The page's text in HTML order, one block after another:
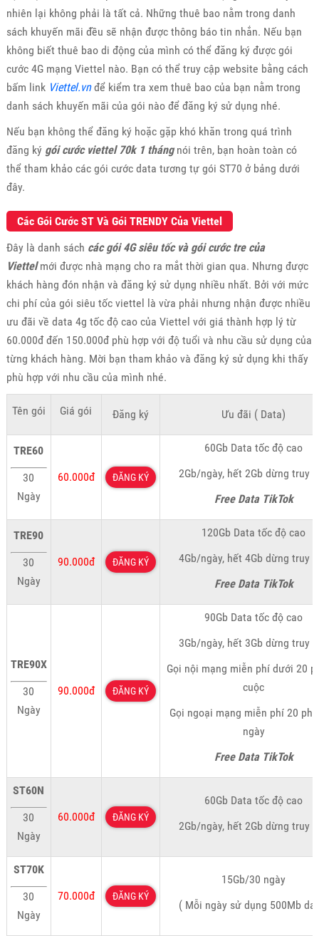
nhiên lại không phải là tất cả. Những thuê bao nằm trong danh
sách khuyến mãi đều sẽ nhận được thông báo tin nhắn. Nếu bạn
không biết thuê bao di động của mình có thể đăng ký được gói
cước 4G mạng Viettel nào. Bạn có thể truy cập website bằng cách
bấm link Viettel.vnđể kiểm tra xem thuê bao của bạn nằm trong
danh sách khuyến mãi của gói nào để đăng ký sử dụng nhé.
Nếu bạn không thể đăng ký hoặc gặp khó khăn trong quá trình
đăng ký gói cước viettel 70k 1 tháng nói trên, bạn hoàn toàn có
thể tham khảo các gói cước data tương tự gói ST70 ở bảng dưới
đây.
Các Gói Cước ST Và Gói TRENDY Của Viettel
Đây là danh sách các gói 4G siêu tốc và gói cước tre của
Viettelmới được nhà mạng cho ra mắt thời gian qua. Nhưng được
khách hàng đón nhận và đăng ký sử dụng nhiều nhất. Bởi với mức
chi phí của gói siêu tốc viettel là vừa phải nhưng nhận được nhiều
ưu đãi về data 4g tốc độ cao của Viettel với giá thành hợp lý từ
60.000đ đến 150.000đ phù hợp với độ tuổi và nhu cầu sử dụng của
từng khách hàng. Mời bạn tham khảo và đăng ký sử dụng khi thấy
phù hợp với nhu cầu của mình nhé.
Tên gói Giá gói Đăng ký Ưu đãi ( Data)
TRE60
30
Ngày
60.000đ ĐĂNG KÝ
60Gb Data tốc độ cao
2Gb/ngày, hết 2Gb dừng truy
Free Data TikTok
TRE90
30
Ngày
90.000đ ĐĂNG KÝ
120Gb Data tốc độ cao
4Gb/ngày, hết 4Gb dừng truy
Free Data TikTok
TRE90X
30
Ngày
90.000đ ĐĂNG KÝ
90Gb Data tốc độ cao
3Gb/ngày, hết 3Gb dừng truy
Gọi nội mạng miễn phí dưới 20
cuộc
Gọi ngoại mạng miễn phí 20
ngày
Free Data TikTok
ST60N
30
Ngày
60.000đ ĐĂNG KÝ
60Gb Data tốc độ cao
2Gb/ngày, hết 2Gb dừng truy
ST70K
30
Ngày
70.000đ ĐĂNG KÝ
15Gb/30 ngày
( Mỗi ngày sử dụng 500Mb